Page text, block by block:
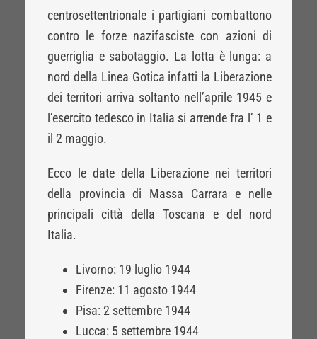
centrosettentrionale i partigiani combattono
contro le forze nazifasciste con azioni di
guerriglia e sabotaggio. La lotta è lunga: a
nord della Linea Gotica infatti la Liberazione
dei territori arriva soltanto nell’aprile 1945 e
l’esercito tedesco in Italia si arrende fra l’ 1 e
il 2 maggio.
Ecco le date della Liberazione nei territori
della provincia di Massa Carrara e nelle
principali città della Toscana e del nord
Italia.
Livorno: 19 luglio 1944
Firenze: 11 agosto 1944
Pisa: 2 settembre 1944
Lucca: 5 settembre 1944